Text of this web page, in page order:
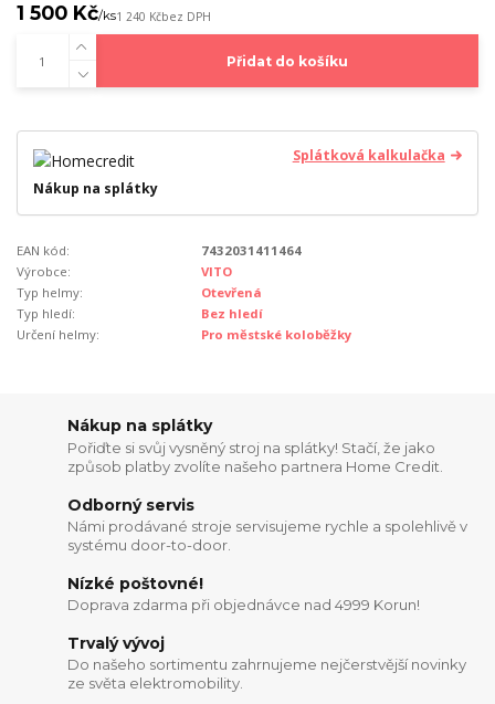
1 500 Kč/ks1 240 Kčbez DPH
Přidat do košíku
Splátková kalkulačka
Nákup na splátky
EAN kód:
7432031411464
Výrobce:
VITO
Typ helmy:
Otevřená
Typ hledí:
Bez hledí
Určení helmy:
Pro městské koloběžky
Nákup na splátky
Pořiďte si svůj vysněný stroj na splátky! Stačí, že jako
způsob platby zvolíte našeho partnera Home Credit.
Odborný servis
Námi prodávané stroje servisujeme rychle a spolehlivě v
systému door-to-door.
Nízké poštovné!
Doprava zdarma při objednávce nad 4999 Korun!
Trvalý vývoj
Do našeho sortimentu zahrnujeme nejčerstvější novinky
ze světa elektromobility.